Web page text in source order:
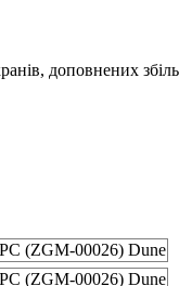
доповнених